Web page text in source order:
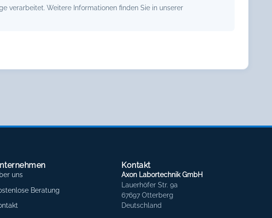
verarbeitet. Weitere Informationen finden Sie in unserer
uns
Beratung
Kontakt
Axon Labortechnik GmbH
Lauerhöfer Str. 9a
67697 Otterberg
Deutschland